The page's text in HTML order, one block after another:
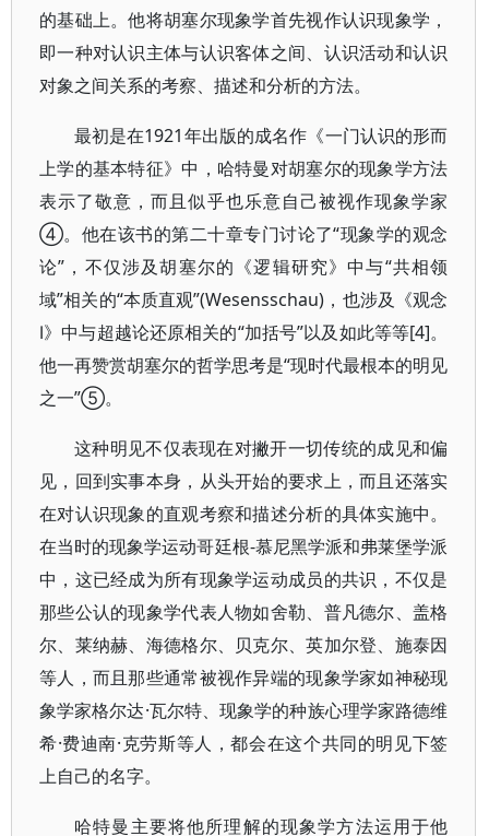
的基础上。他将胡塞尔现象学首先视作认识现象学，
即一种对认识主体与认识客体之间、认识活动和认识
对象之间关系的考察、描述和分析的方法。
最初是在1921年出版的成名作《一门认识的形而
上学的基本特征》中，哈特曼对胡塞尔的现象学方法
表示了敬意，而且似乎也乐意自己被视作现象学家
④。他在该书的第二十章专门讨论了“现象学的观念
论”，不仅涉及胡塞尔的《逻辑研究》中与“共相领
域”相关的“本质直观”(Wesensschau)，也涉及《观念
Ⅰ》中与超越论还原相关的“加括号”以及如此等等[4]。
他一再赞赏胡塞尔的哲学思考是“现时代最根本的明见
之一”⑤。
这种明见不仅表现在对撇开一切传统的成见和偏
见，回到实事本身，从头开始的要求上，而且还落实
在对认识现象的直观考察和描述分析的具体实施中。
在当时的现象学运动哥廷根-慕尼黑学派和弗莱堡学派
中，这已经成为所有现象学运动成员的共识，不仅是
那些公认的现象学代表人物如舍勒、普凡德尔、盖格
尔、莱纳赫、海德格尔、贝克尔、英加尔登、施泰因
等人，而且那些通常被视作异端的现象学家如神秘现
象学家格尔达·瓦尔特、现象学的种族心理学家路德维
希·费迪南·克劳斯等人，都会在这个共同的明见下签
上自己的名字。
哈特曼主要将他所理解的现象学方法运用于他